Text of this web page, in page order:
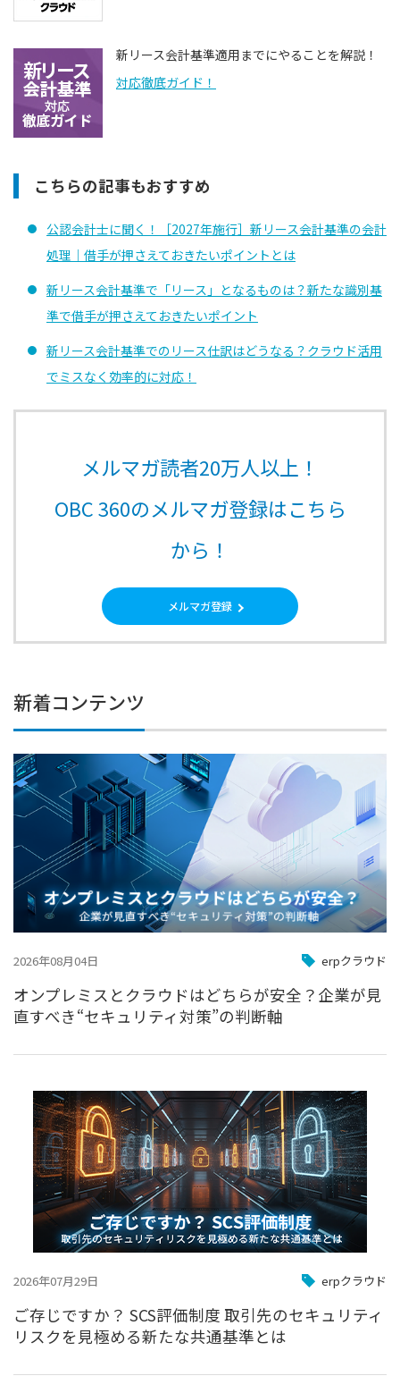
新リース会計基準適用までにやることを解説！
対応徹底ガイド！
こちらの記事もおすすめ
公認会計士に聞く！［2027年施行］新リース会計基準の会計
処理｜借手が押さえておきたいポイントとは
新リース会計基準で「リース」となるものは？新たな識別基
準で借手が押さえておきたいポイント
新リース会計基準でのリース仕訳はどうなる？クラウド活用
でミスなく効率的に対応！
メルマガ読者20万人以上！
OBC 360のメルマガ登録はこちら
から！
メルマガ登録
新着コンテンツ
2026年08月04日 erpクラウド
オンプレミスとクラウドはどちらが安全？企業が見
直すべき“セキュリティ対策”の判断軸
2026年07月29日 erpクラウド
ご存じですか？ SCS評価制度 取引先のセキュリティ
リスクを見極める新たな共通基準とは